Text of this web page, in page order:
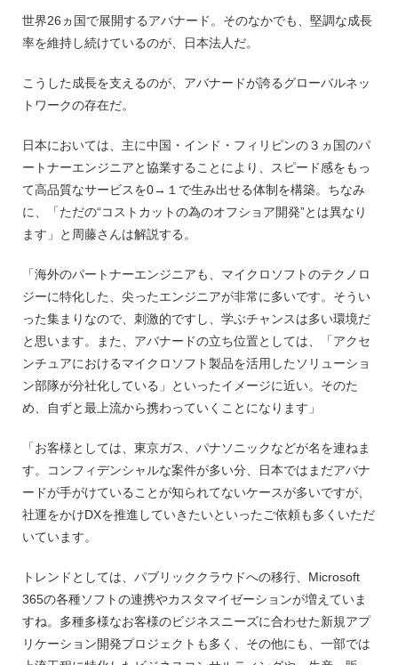
世界26ヵ国で展開するアバナード。そのなかでも、堅調な成長
率を維持し続けているのが、日本法人だ。
こうした成長を支えるのが、アバナードが誇るグローバルネッ
トワークの存在だ。
日本においては、主に中国・インド・フィリピンの３ヵ国のパ
ートナーエンジニアと協業することにより、スピード感をもっ
て高品質なサービスを0→１で生み出せる体制を構築。ちなみ
に、「ただの“コストカットの為のオフショア開発”とは異なり
ます」と周藤さんは解説する。
「海外のパートナーエンジニアも、マイクロソフトのテクノロ
ジーに特化した、尖ったエンジニアが非常に多いです。そうい
った集まりなので、刺激的ですし、学ぶチャンスは多い環境だ
と思います。また、アバナードの立ち位置としては、「アクセ
ンチュアにおけるマイクロソフト製品を活用したソリューショ
ン部隊が分社化している」といったイメージに近い。そのた
め、自ずと最上流から携わっていくことになります」
「お客様としては、東京ガス、パナソニックなどが名を連ねま
す。コンフィデンシャルな案件が多い分、日本ではまだアバナ
ードが手がけていることが知られてないケースが多いですが、
社運をかけDXを推進していきたいといったご依頼も多くいただ
いています。
トレンドとしては、パブリッククラウドへの移行、Microsoft
365の各種ソフトの連携やカスタマイゼーションが増えていま
すね。多種多様なお客様のビジネスニーズに合わせた新規アプ
リケーション開発プロジェクトも多く、その他にも、一部では